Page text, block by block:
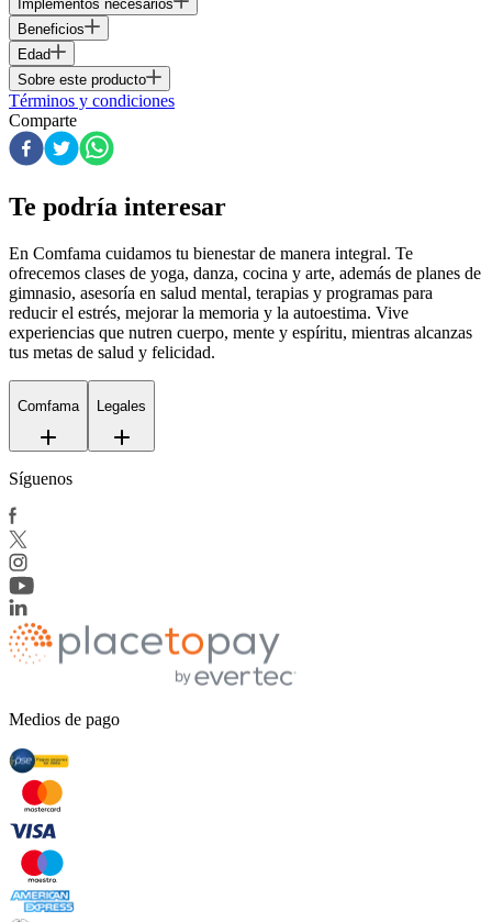
Implementos necesarios
Beneficios
Edad
Sobre este producto
Términos y condiciones
Comparte
Te podría interesar
En Comfama cuidamos tu bienestar de manera integral. Te
ofrecemos clases de yoga, danza, cocina y arte, además de planes de
gimnasio, asesoría en salud mental, terapias y programas para
reducir el estrés, mejorar la memoria y la autoestima. Vive
experiencias que nutren cuerpo, mente y espíritu, mientras alcanzas
tus metas de salud y felicidad.
Comfama Legales
Síguenos
Medios de pago